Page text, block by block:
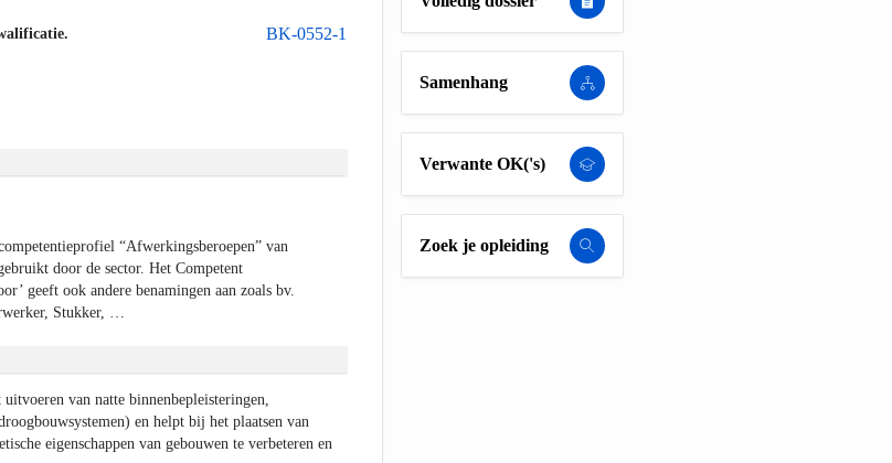
BK-0552-1
“Afwerkingsberoepen” van
door de sector. Het Competent
geeft ook andere benamingen aan zoals bv.
Stukker, …
van natte binnenbepleisteringen,
en helpt bij het plaatsen van
eigenschappen van gebouwen te verbeteren en
Samenhang
Verwante OK('s)
Zoek je opleiding